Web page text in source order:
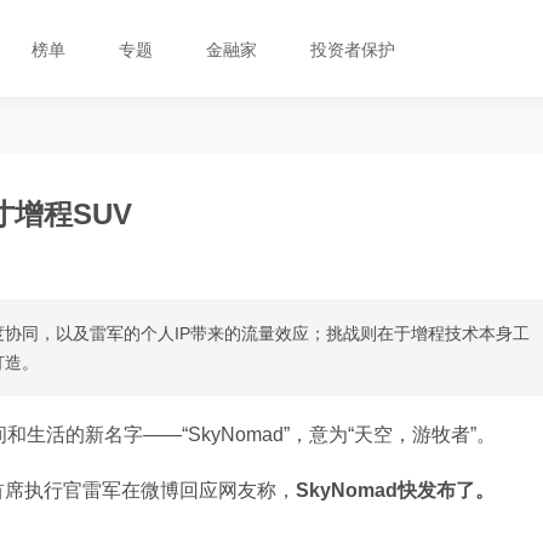
榜单 专题 金融家 投资者保护
增程SUV
，以及雷军的个人IP带来的流量效应；挑战则在于增程技术本身工
。
生活的新名字——“SkyNomad”，意为“天空，游牧者”。
执行官雷军在微博回应网友称， SkyNomad快发布了。